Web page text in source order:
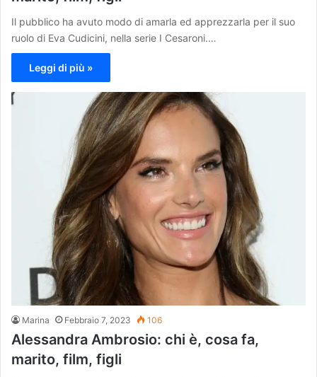
Il pubblico ha avuto modo di amarla ed apprezzarla per il suo
ruolo di Eva Cudicini, nella serie I Cesaroni.…
Leggi di più »
Marina Febbraio 7, 2023 106
Alessandra Ambrosio: chi è, cosa fa,
marito, film, figli